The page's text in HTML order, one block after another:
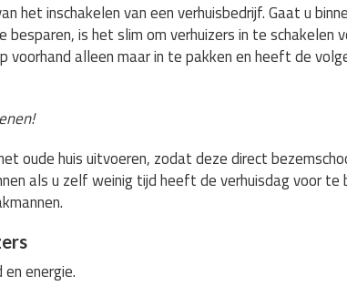
het inschakelen van een verhuisbedrijf. Gaat u
is het slim om verhuizers in te schakelen
voorhand alleen maar in te pakken en heeft de
oude huis uitvoeren, zodat deze direct
als u zelf weinig tijd heeft de verhuisdag voor
energie.